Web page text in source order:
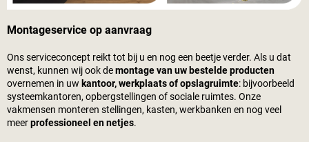
Montageservice op aanvraag
Ons serviceconcept reikt tot bij u en nog een beetje verder. Als u dat
wenst, kunnen wij ook demontage van uw bestelde producten
overnemen in uw kantoor, werkplaats of opslagruimte: bijvoorbeeld
systeemkantoren, opbergstellingen of sociale ruimtes. Onze
vakmensen monteren stellingen, kasten, werkbanken en nog veel
meerprofessioneel en netjes.